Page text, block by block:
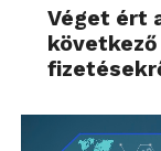
Véget ért